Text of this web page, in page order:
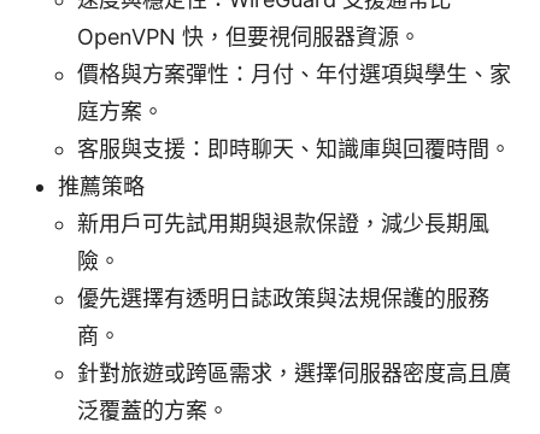
OpenVPN 快，但要視伺服器資源。
價格與方案彈性：月付、年付選項與學生、家
庭方案。
客服與支援：即時聊天、知識庫與回覆時間。
推薦策略
新用戶可先試用期與退款保證，減少長期風
險。
優先選擇有透明日誌政策與法規保護的服務
商。
針對旅遊或跨區需求，選擇伺服器密度高且廣
泛覆蓋的方案。